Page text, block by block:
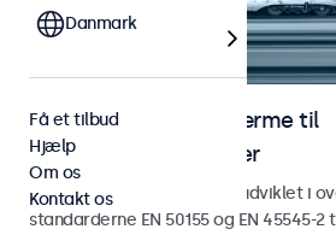
Skærme og touchskærme til
jernbaneapplikationer
Skærme og touchskærme udviklet i
standarderne EN 50155 og EN 45545-
Danmark
Få et tilbud
Hjælp
Om os
Kontakt os